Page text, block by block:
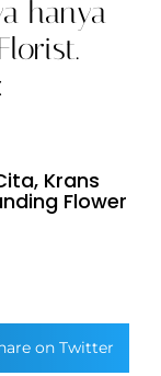
hanya
, Krans
Flower
on Twitter